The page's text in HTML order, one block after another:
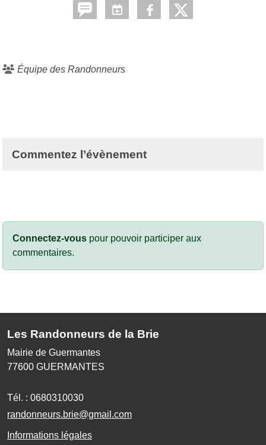
Équipe des Randonneurs
Commentez l’évènement
Connectez-vous pour pouvoir participer aux
commentaires.
Les Randonneurs de la Brie
Mairie de Guermantes
77600 GUERMANTES
Tél. : 0680310030
randonneurs.brie@gmail.com
Informations légales